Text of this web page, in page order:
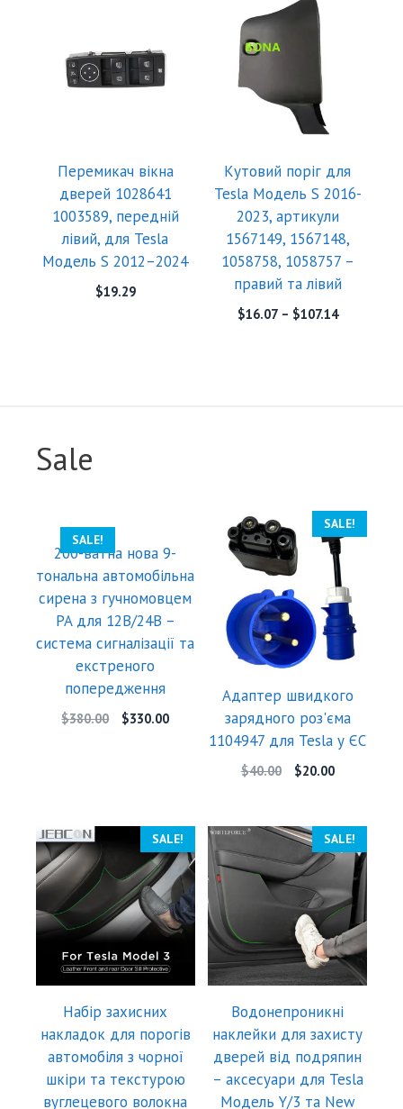
Перемикач вікна
дверей 1028641
1003589, передній
лівий, для Tesla
Модель S 2012–2024
$19.29
Кутовий поріг для
Tesla Модель S 2016-
2023, артикули
1567149, 1567148,
1058758, 1058757 –
правий та лівий
$16.07– $107.14
Sale
SALE!
200-ватна нова 9-
тональна автомобільна
сирена з гучномовцем
PA для 12В/24В –
система сигналізації та
екстреного
попередження
$380.00 $330.00
SALE!
Адаптер швидкого
зарядного роз'єма
1104947 для Tesla у ЄС
$40.00 $20.00
SALE!
Набір захисних
накладок для порогів
автомобіля з чорної
шкіри та текстурою
вуглецевого волокна
SALE!
Водонепроникні
наклейки для захисту
дверей від подряпин
– аксесуари для Tesla
Модель Y/3 та New